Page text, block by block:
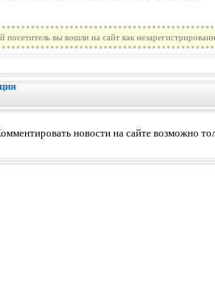
посетитель вы вошли на сайт как
новости на сайте возможно